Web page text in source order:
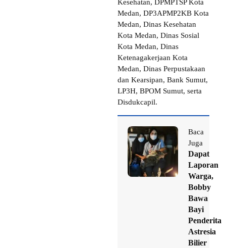
Kesehatan, DPMPTSP Kota
Medan, DP3APMP2KB Kota
Medan, Dinas Kesehatan
Kota Medan, Dinas Sosial
Kota Medan, Dinas
Ketenagakerjaan Kota
Medan, Dinas Perpustakaan
dan Kearsipan, Bank Sumut,
LP3H, BPOM Sumut, serta
Disdukcapil.
Baca
Juga
Dapat
Laporan
Warga,
Bobby
Bawa
Bayi
Penderita
Astresia
Bilier